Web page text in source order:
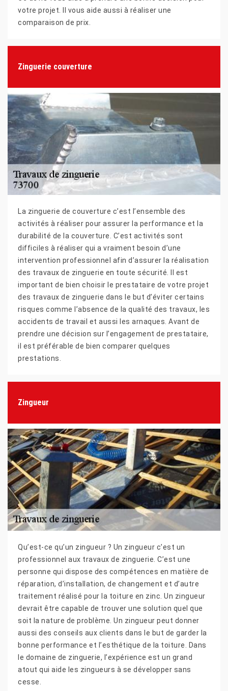
votre projet. Il vous aide aussi à réaliser une
comparaison de prix.
Zinguerie couverture
La zinguerie de couverture c’est l’ensemble des
activités à réaliser pour assurer la performance et la
durabilité de la couverture. C’est activités sont
difficiles à réaliser qui a vraiment besoin d’une
intervention professionnel afin d’assurer la réalisation
des travaux de zinguerie en toute sécurité. Il est
important de bien choisir le prestataire de votre projet
des travaux de zinguerie dans le but d’éviter certains
risques comme l’absence de la qualité des travaux, les
accidents de travail et aussi les arnaques. Avant de
prendre une décision sur l’engagement de prestataire,
il est préférable de bien comparer quelques
prestations.
Zingueur
Qu’est-ce qu’un zingueur ? Un zingueur c’est un
professionnel aux travaux de zinguerie. C’est une
personne qui dispose des compétences en matière de
réparation, d’installation, de changement et d’autre
traitement réalisé pour la toiture en zinc. Un zingueur
devrait être capable de trouver une solution quel que
soit la nature de problème. Un zingueur peut donner
aussi des conseils aux clients dans le but de garder la
bonne performance et l’esthétique de la toiture. Dans
le domaine de zinguerie, l’expérience est un grand
atout qui aide les zingueurs à se développer sans
cesse.